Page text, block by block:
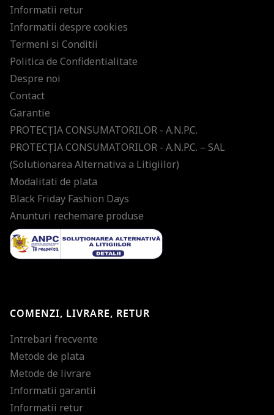
Informatii retur
Informatii despre cookies
Termeni si Conditii
Politica de Confidentialitate
Despre noi
Contact
Garantie
PROTECŢIA CONSUMATORILOR - A.N.P.C.
PROTECŢIA CONSUMATORILOR - A.N.P.C. – SAL
(Solutionarea Alternativa a Litigiilor)
Modalitati de plata
Black Friday Fashion Days
Anunturi rechemare produse
COMENZI, LIVRARE, RETUR
Intrebari frecvente
Metode de plata
Metode de livrare
Informatii garantii
Informatii retur